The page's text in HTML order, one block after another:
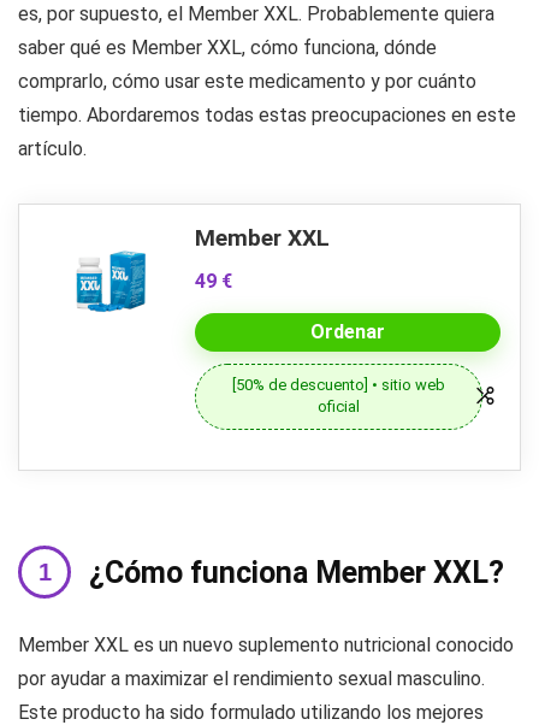
es, por supuesto, el Member XXL. Probablemente quiera
saber qué es Member XXL, cómo funciona, dónde
comprarlo, cómo usar este medicamento y por cuánto
tiempo. Abordaremos todas estas preocupaciones en este
artículo.
Member XXL
49 €
Ordenar
[50% de descuento] • sitio web
oficial
¿Cómo funciona Member XXL?
Member XXL es un nuevo suplemento nutricional conocido
por ayudar a maximizar el rendimiento sexual masculino.
Este producto ha sido formulado utilizando los mejores